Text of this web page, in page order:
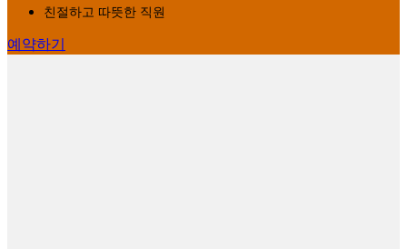
친절하고 따뜻한 직원
예약하기